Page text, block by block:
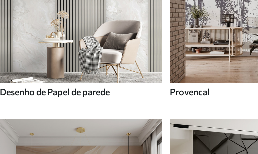
Desenho de Papel de parede Provencal